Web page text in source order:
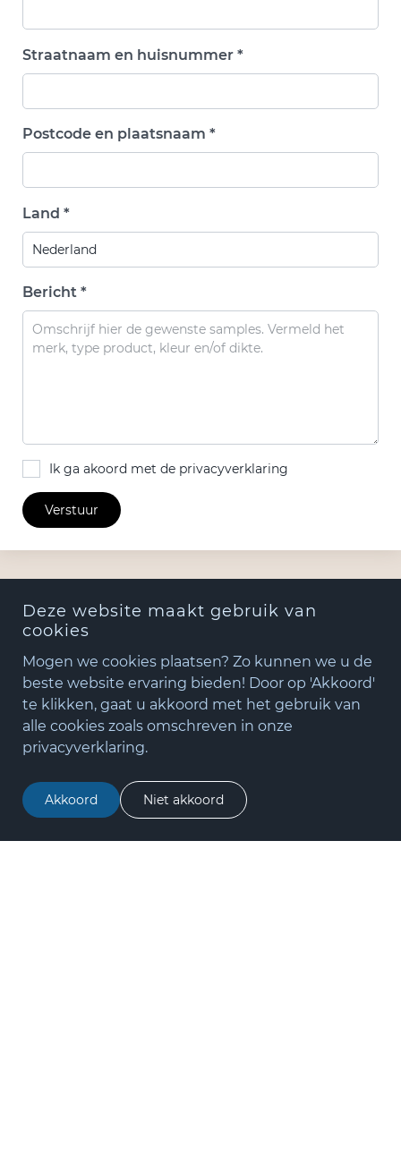
Deze website maakt gebruik van
cookies
Mogen we cookies plaatsen? Zo kunnen we u de
beste website ervaring bieden! Door op 'Akkoord'
te klikken, gaat u akkoord met het gebruik van
alle cookies zoals omschreven in onze
privacyverklaring.
Akkoord Niet akkoord
+31(0)348 - 75 06 82
matude@matude.nl
zoeken
Straatnaam en huisnummer *
Postcode en plaatsnaam *
Land *
Bericht *
Ik ga akoord met de privacyverklaring
Verstuur